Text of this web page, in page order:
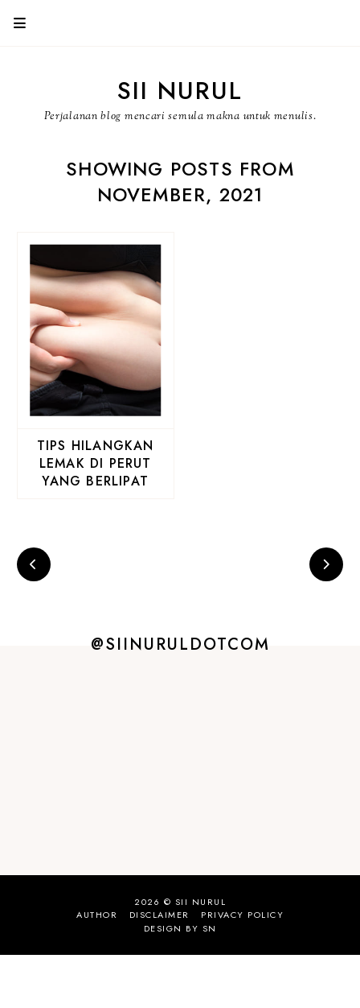
SII NURUL
Perjalanan blog mencari semula makna untuk menulis.
SHOWING POSTS FROM
NOVEMBER, 2021
TIPS HILANGKAN
LEMAK DI PERUT
YANG BERLIPAT
@SIINURULDOTCOM
2026 © SII NURUL
AUTHOR
DISCLAIMER
PRIVACY POLICY
DESIGN BY SN